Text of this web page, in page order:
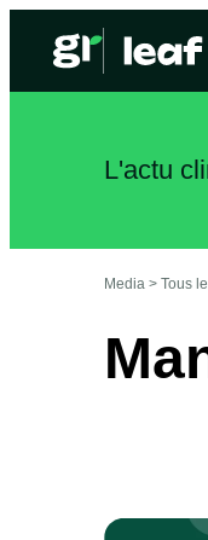
L'actu
Media >Tous